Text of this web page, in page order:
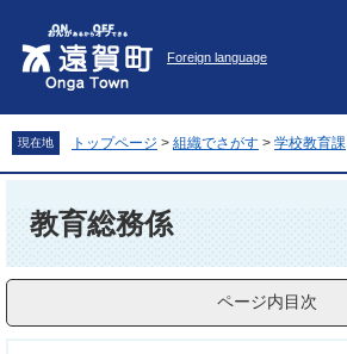
先
頭
を
飛
へ
Foreign language
現在地 トップページ > 組織でさがす > 学校教育課
教育総務係
ページ内目次